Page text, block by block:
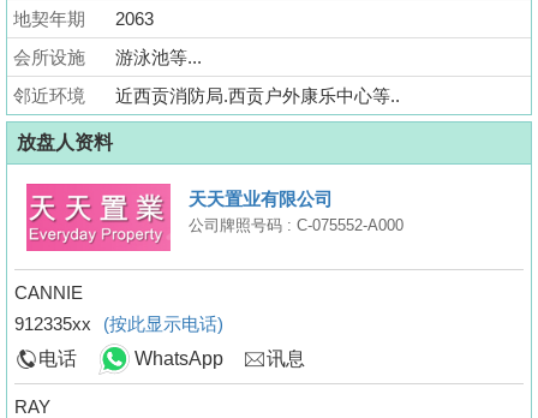
地契年期
2063
会所设施
游泳池等...
邻近环境
近西贡消防局.西贡户外康乐中心等..
放盘人资料
天天置业有限公司
公司牌照号码 : C-075552-A000
CANNIE
912335xx
(按此显示电话)
电话
WhatsApp 讯息
RAY